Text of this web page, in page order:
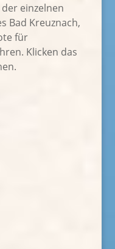
einzelnen
Bad Kreuznach,
für
Klicken das